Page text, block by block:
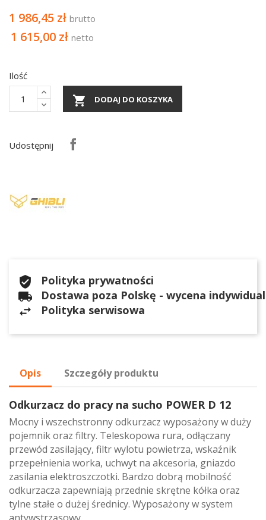
1 986,45 zł brutto
1 615,00 zł netto
Ilość
 DODAJ DO KOSZYKA
Udostępnij
Polityka prywatności
Dostawa poza Polskę - wycena
Polityka serwisowa
Opis Szczegóły produktu
Odkurzacz do pracy na sucho POWER D 12
Mocny i wszechstronny odkurzacz wyposażony w duży
pojemnik oraz filtry. Teleskopowa rura, odłączany
przewód zasilający, filtr wylotu powietrza, wskaźnik
przepełnienia worka, uchwyt na akcesoria, gniazdo
zasilania elektroszczotki. Bardzo dobrą mobilność
odkurzacza zapewniają przednie skrętne kółka oraz
tylne stałe o dużej średnicy. Wyposażony w system